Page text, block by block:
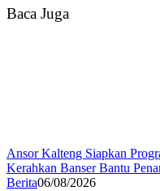
Baca Juga
Ansor Kalteng Siapkan
Kerahkan Banser Bantu
Berita06/08/2026